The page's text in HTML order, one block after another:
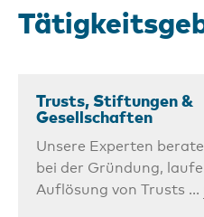
Trusts, Stiftungen &
Gesellschaften
Unsere Experten
bei der Gründung,
Auflösung von Trusts ...